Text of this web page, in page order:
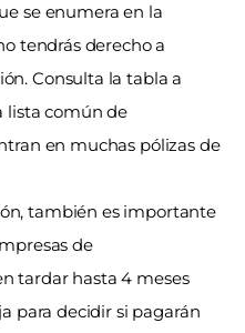
se enumera en la
tendrás derecho a
Consulta la tabla a
lista común de
en muchas pólizas de
también es importante
de
tardar hasta 4 meses
para decidir si pagarán